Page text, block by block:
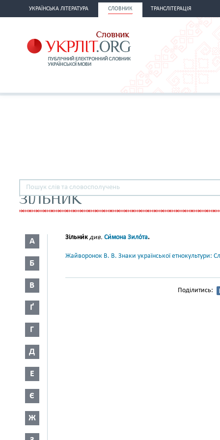
УКРАЇНСЬКА ЛІТЕРАТУРА СЛОВНИК ТРАНСЛІТЕРАЦІЯ
ЗІЛЬНИК
А
Б
В
Ґ
Г
Д
Е
Є
Ж
Зільни́к див. Си́мона Зило́та.
Жайворонок В. В. Знаки української етнокультури:
Поділитись: